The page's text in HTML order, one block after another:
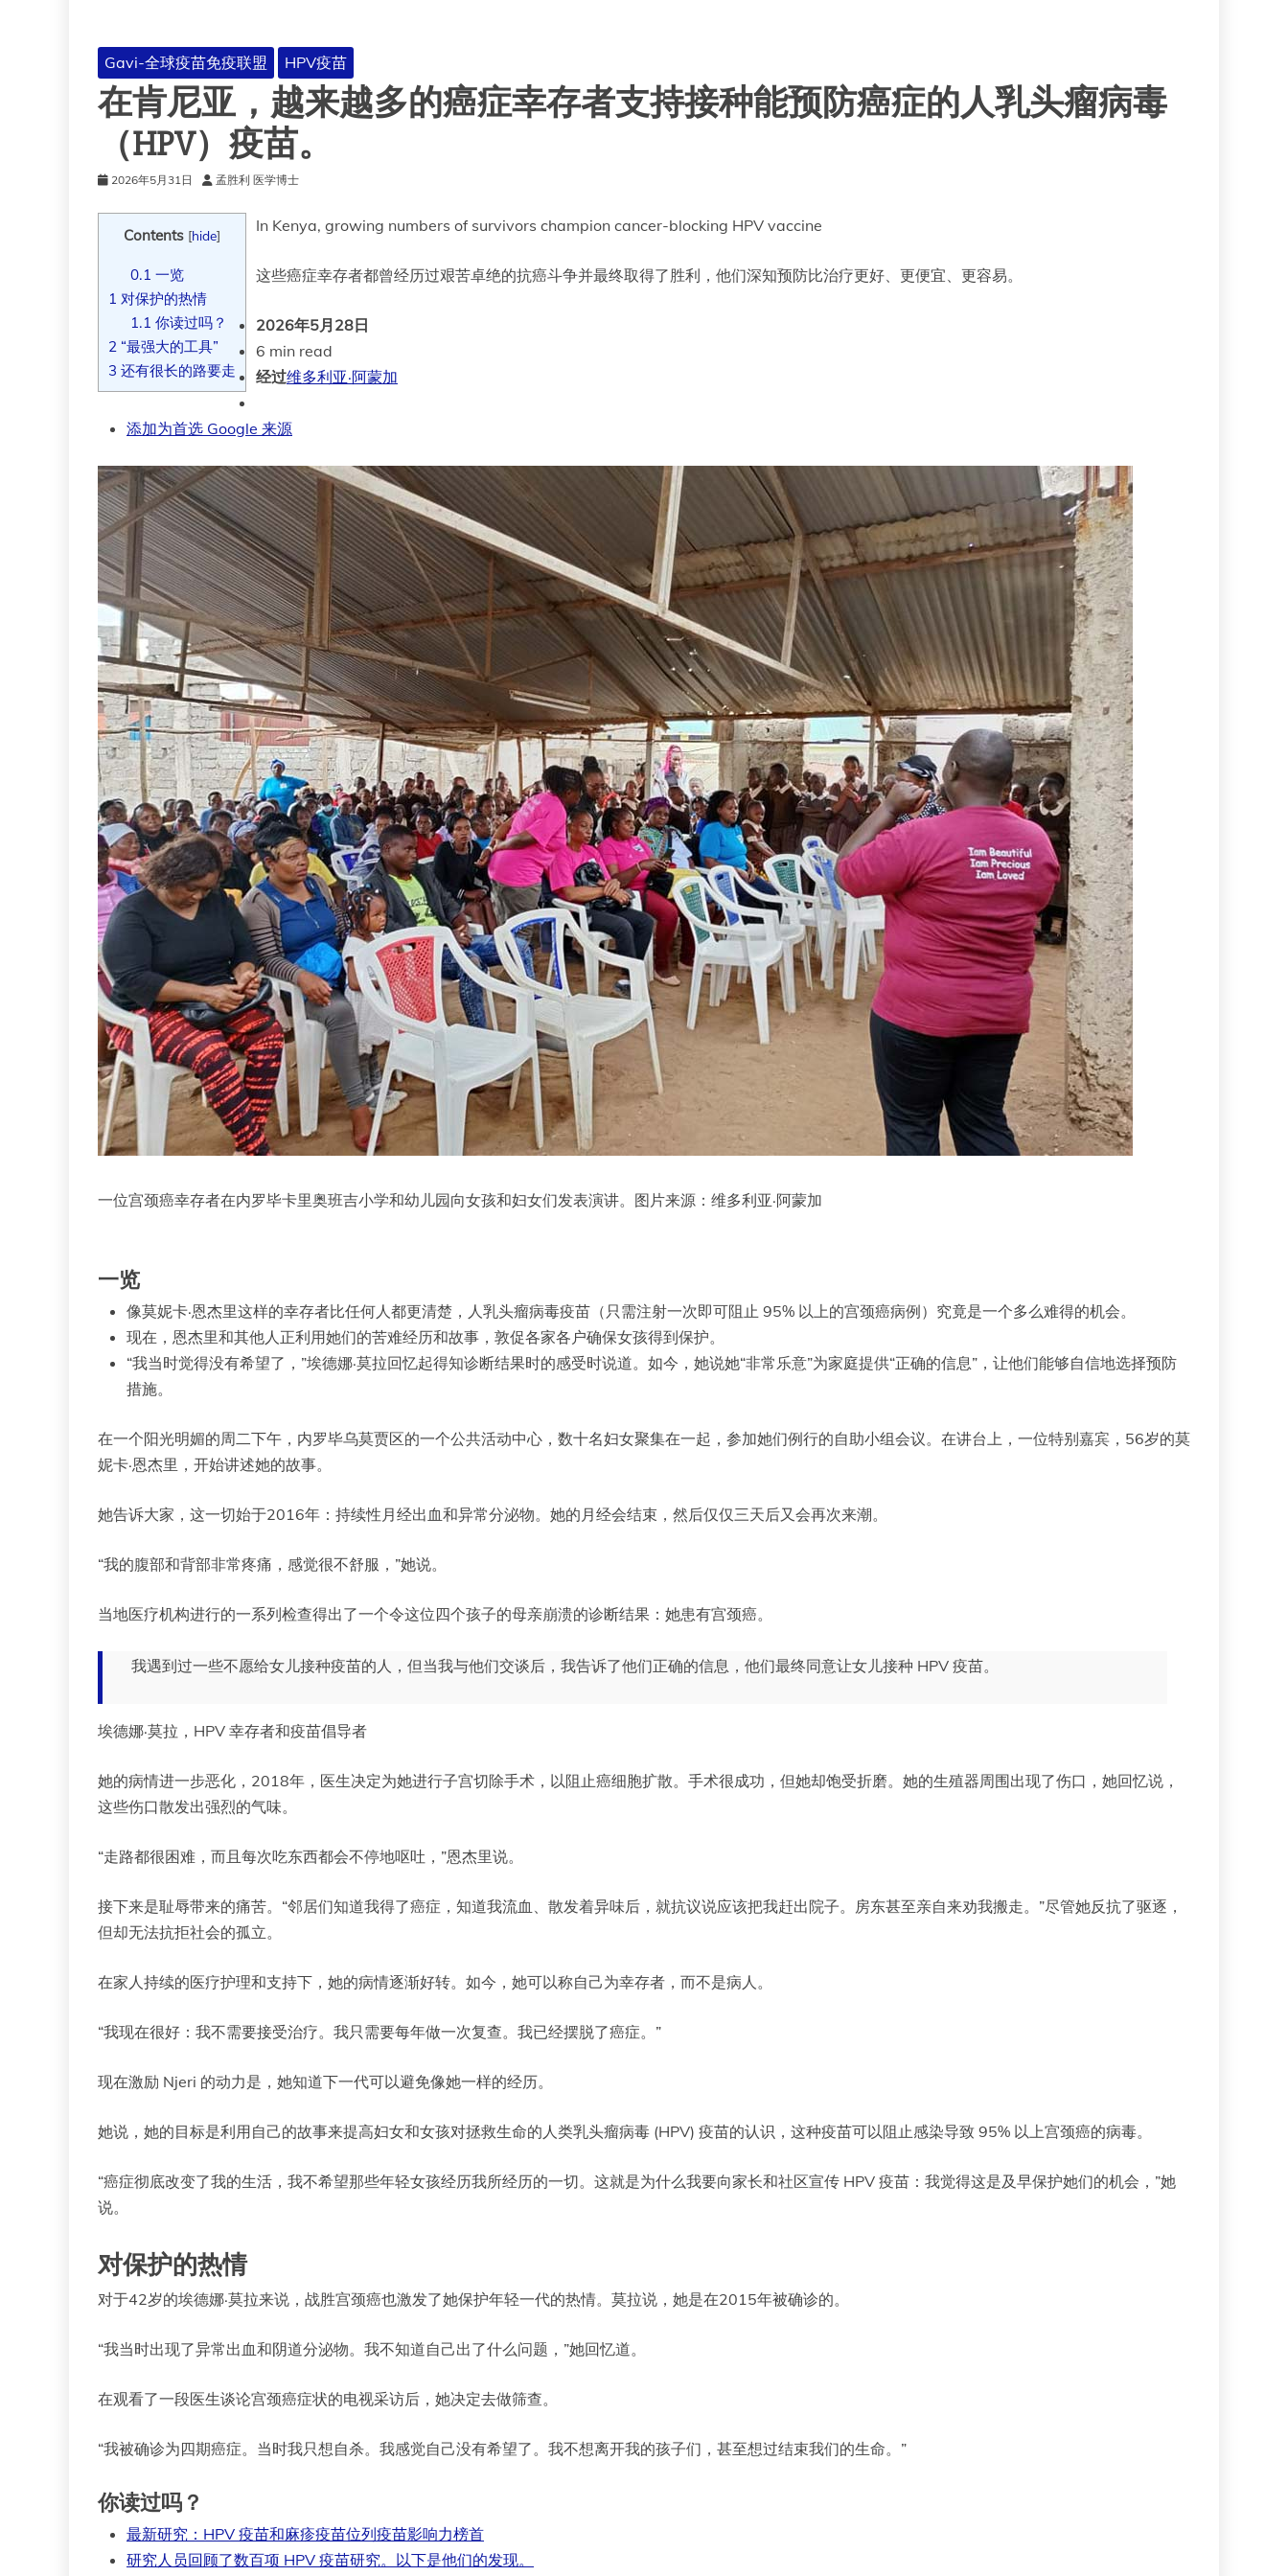
Gavi-全球疫苗免疫联盟 HPV疫苗
在肯尼亚，越来越多的癌症幸存者支持接种能预防癌症的人乳头瘤病毒
（HPV）疫苗。
2026年5月31日 孟胜利 医学博士
Contents [hide]
0.1 一览
1 对保护的热情
1.1 你读过吗？
2 “最强大的工具”
3 还有很长的路要走
In Kenya, growing numbers of survivors champion cancer-blocking HPV vaccine
这些癌症幸存者都曾经历过艰苦卓绝的抗癌斗争并最终取得了胜利，他们深知预防比治疗更好、更便宜、更容易。
2026年5月28日
6 min read
经过维多利亚·阿蒙加
添加为首选 Google 来源
一位宫颈癌幸存者在内罗毕卡里奥班吉小学和幼儿园向女孩和妇女们发表演讲。图片来源：维多利亚·阿蒙加
一览
像莫妮卡·恩杰里这样的幸存者比任何人都更清楚，人乳头瘤病毒疫苗（只需注射一次即可阻止 95% 以上的宫颈癌病例）究竟是一个多么难得的机会。
现在，恩杰里和其他人正利用她们的苦难经历和故事，敦促各家各户确保女孩得到保护。
“我当时觉得没有希望了，”埃德娜·莫拉回忆起得知诊断结果时的感受时说道。如今，她说她“非常乐意”为家庭提供“正确的信息”，让他们能够自信地选择预防
措施。
在一个阳光明媚的周二下午，内罗毕乌莫贾区的一个公共活动中心，数十名妇女聚集在一起，参加她们例行的自助小组会议。在讲台上，一位特别嘉宾，56岁的莫
妮卡·恩杰里，开始讲述她的故事。
她告诉大家，这一切始于2016年：持续性月经出血和异常分泌物。她的月经会结束，然后仅仅三天后又会再次来潮。
“我的腹部和背部非常疼痛，感觉很不舒服，”她说。
当地医疗机构进行的一系列检查得出了一个令这位四个孩子的母亲崩溃的诊断结果：她患有宫颈癌。
我遇到过一些不愿给女儿接种疫苗的人，但当我与他们交谈后，我告诉了他们正确的信息，他们最终同意让女儿接种 HPV 疫苗。
埃德娜·莫拉，HPV 幸存者和疫苗倡导者
她的病情进一步恶化，2018年，医生决定为她进行子宫切除手术，以阻止癌细胞扩散。手术很成功，但她却饱受折磨。她的生殖器周围出现了伤口，她回忆说，
这些伤口散发出强烈的气味。
“走路都很困难，而且每次吃东西都会不停地呕吐，”恩杰里说。
接下来是耻辱带来的痛苦。“邻居们知道我得了癌症，知道我流血、散发着异味后，就抗议说应该把我赶出院子。房东甚至亲自来劝我搬走。”尽管她反抗了驱逐，
但却无法抗拒社会的孤立。
在家人持续的医疗护理和支持下，她的病情逐渐好转。如今，她可以称自己为幸存者，而不是病人。
“我现在很好：我不需要接受治疗。我只需要每年做一次复查。我已经摆脱了癌症。”
现在激励 Njeri 的动力是，她知道下一代可以避免像她一样的经历。
她说，她的目标是利用自己的故事来提高妇女和女孩对拯救生命的人类乳头瘤病毒 (HPV) 疫苗的认识，这种疫苗可以阻止感染导致 95% 以上宫颈癌的病毒。
“癌症彻底改变了我的生活，我不希望那些年轻女孩经历我所经历的一切。这就是为什么我要向家长和社区宣传 HPV 疫苗：我觉得这是及早保护她们的机会，”她
说。
对保护的热情
对于42岁的埃德娜·莫拉来说，战胜宫颈癌也激发了她保护年轻一代的热情。莫拉说，她是在2015年被确诊的。
“我当时出现了异常出血和阴道分泌物。我不知道自己出了什么问题，”她回忆道。
在观看了一段医生谈论宫颈癌症状的电视采访后，她决定去做筛查。
“我被确诊为四期癌症。当时我只想自杀。我感觉自己没有希望了。我不想离开我的孩子们，甚至想过结束我们的生命。”
你读过吗？
最新研究：HPV 疫苗和麻疹疫苗位列疫苗影响力榜首
研究人员回顾了数百项 HPV 疫苗研究。以下是他们的发现。